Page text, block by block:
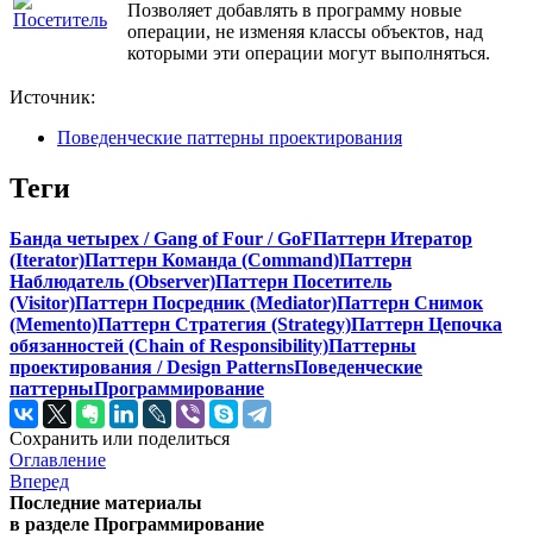
Позволяет добавлять в программу новые
операции, не изменяя классы объектов, над
которыми эти операции могут выполняться.
Источник:
Поведенческие паттерны проектирования
Теги
Банда четырех / Gang of Four / GoFПаттерн Итератор
(Iterator)Паттерн Команда (Command)Паттерн
Наблюдатель (Observer)Паттерн Посетитель
(Visitor)Паттерн Посредник (Mediator)Паттерн Снимок
(Memento)Паттерн Стратегия (Strategy)Паттерн Цепочка
обязанностей (Chain of Responsibility)Паттерны
проектирования / Design PatternsПоведенческие
паттерныПрограммирование
Сохранить или поделиться
Оглавление
Вперед
Последние материалы
в разделе Программирование